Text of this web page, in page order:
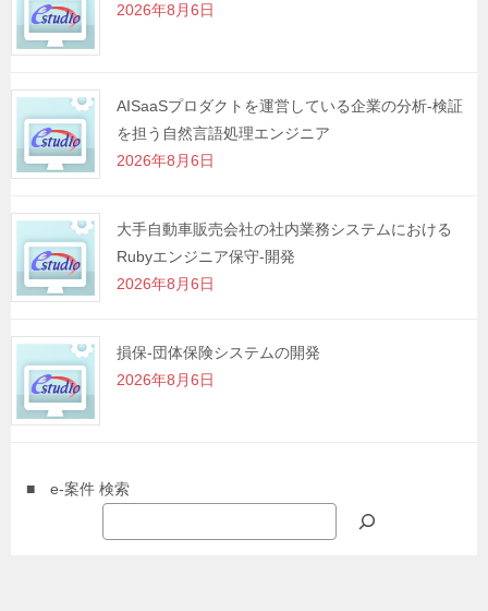
2026年8月6日
AISaaSプロダクトを運営している企業の分析-検証
を担う自然言語処理エンジニア
2026年8月6日
大手自動車販売会社の社内業務システムにおける
Rubyエンジニア保守-開発
2026年8月6日
損保-団体保険システムの開発
2026年8月6日
■ e-案件 検索